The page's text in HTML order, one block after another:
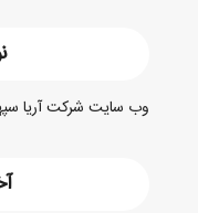
وب سایت شرکت آریا